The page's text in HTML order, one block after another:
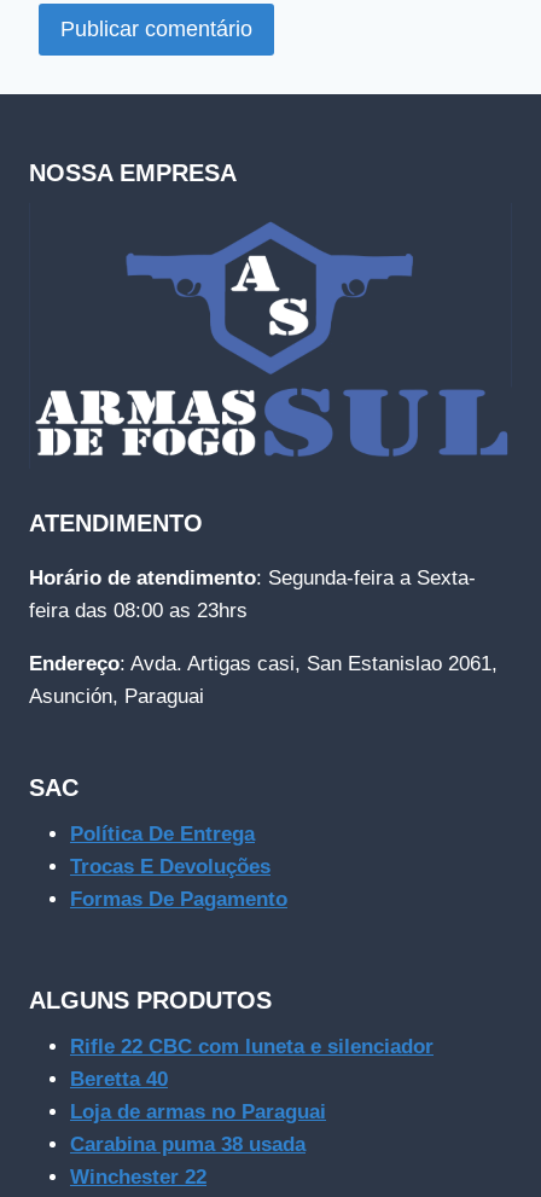
NOSSA EMPRESA
ATENDIMENTO
Horário de atendimento: Segunda-feira a Sexta-
feira das 08:00 as 23hrs
Endereço: Avda. Artigas casi, San Estanislao 2061,
Asunción, Paraguai
SAC
Política De Entrega
Trocas E Devoluções
Formas De Pagamento
ALGUNS PRODUTOS
Rifle 22 CBC com luneta e silenciador
Beretta 40
Loja de armas no Paraguai
Carabina puma 38 usada
Winchester 22